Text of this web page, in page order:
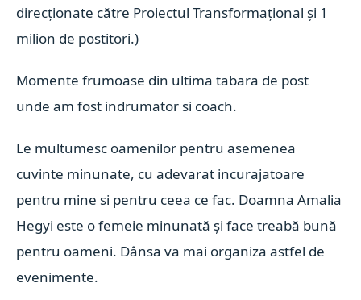
direcționate către Proiectul Transformațional și 1
milion de postitori.)
Momente frumoase din ultima tabara de post
unde am fost indrumator si coach.
Le multumesc oamenilor pentru asemenea
cuvinte minunate, cu adevarat incurajatoare
pentru mine si pentru ceea ce fac. Doamna Amalia
Hegyi este o femeie minunată și face treabă bună
pentru oameni. Dânsa va mai organiza astfel de
evenimente.